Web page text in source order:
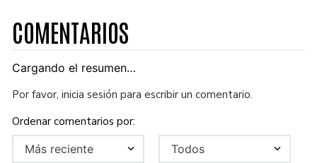
COMENTARIOS
Cargando el resumen…
Por favor, inicia sesión para escribir un comentario.
Más reciente Todos